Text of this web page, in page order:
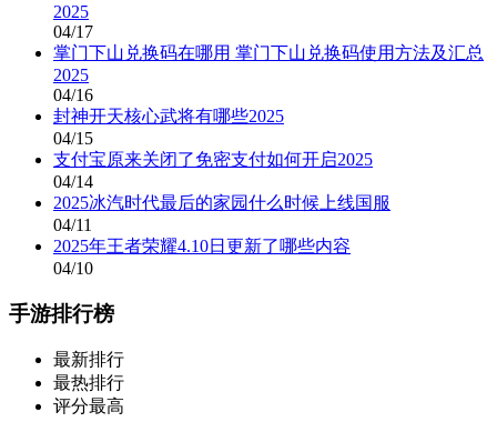
2025
04/17
掌门下山兑换码在哪用 掌门下山兑换码使用方法及汇总
2025
04/16
封神开天核心武将有哪些2025
04/15
支付宝原来关闭了免密支付如何开启2025
04/14
2025冰汽时代最后的家园什么时候上线国服
04/11
2025年王者荣耀4.10日更新了哪些内容
04/10
手游排行榜
最新排行
最热排行
评分最高